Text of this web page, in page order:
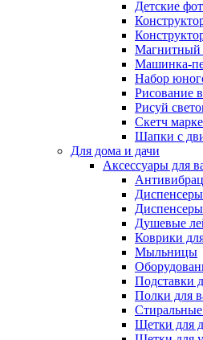
Детские
Магнитный
Машинка-
Набор
Рисование
Рисуй
Скетч
Шапки с
Для дома и дачи
Аксессуары для
Душевые
Коврики
Мыльницы
Подставки
Полки для
Щетки для